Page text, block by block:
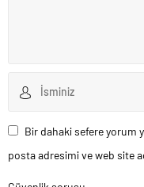
Bir dahaki sefere yorum
posta adresimi ve web site